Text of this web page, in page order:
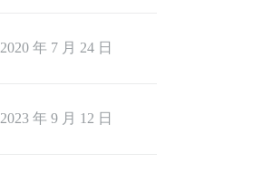
2020 年 7 月 24 日
2023 年 9 月 12 日